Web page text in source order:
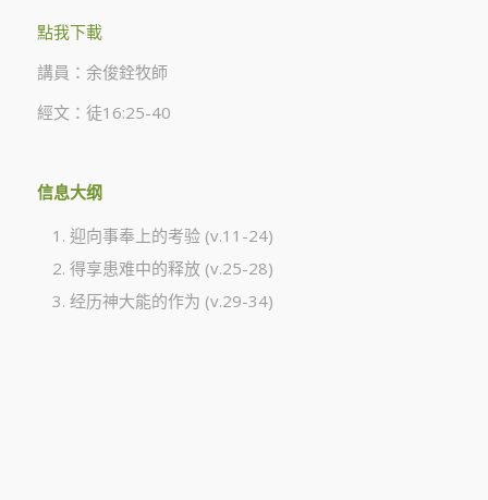
點我下載
講員：余俊銓牧師
經文：徒16:25-40
信息大纲
迎向事奉上的考验 (v.11-24)
得享患难中的释放 (v.25-28)
经历神大能的作为 (v.29-34)